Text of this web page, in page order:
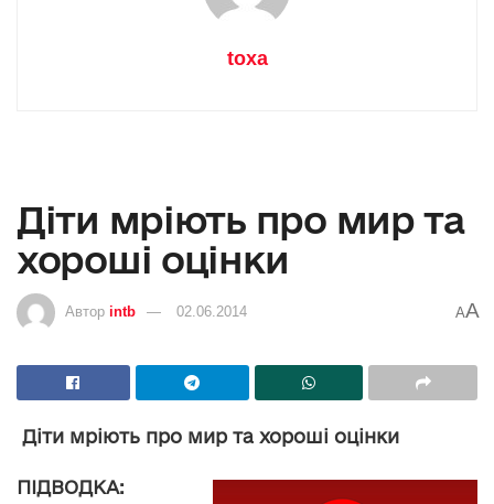
toxa
Діти мріють про мир та
хороші оцінки
Автор intb 02.06.2014 AA
Діти мріють про мир та хороші оцінки
ПІДВОДКА: